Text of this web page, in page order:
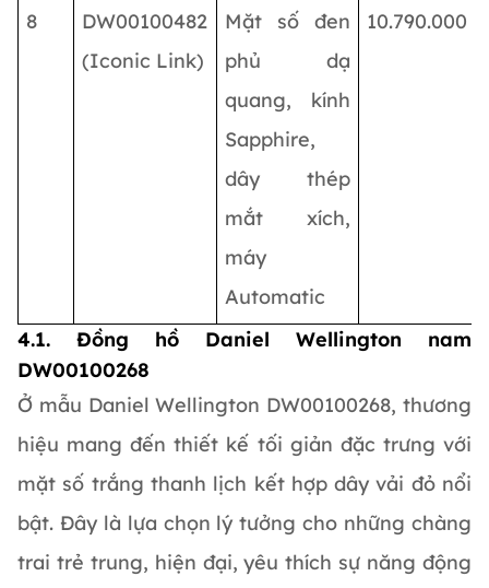
8
DW00100482
(Iconic Link)
Mặt số đen
phủ dạ
quang, kính
Sapphire,
dây thép
mắt xích,
máy
Automatic
10.790.000
4.1. Đồng hồ Daniel Wellington nam
DW00100268
Ở mẫu Daniel Wellington DW00100268, thương
hiệu mang đến thiết kế tối giản đặc trưng với
mặt số trắng thanh lịch kết hợp dây vải đỏ nổi
bật. Đây là lựa chọn lý tưởng cho những chàng
trai trẻ trung, hiện đại, yêu thích sự năng động